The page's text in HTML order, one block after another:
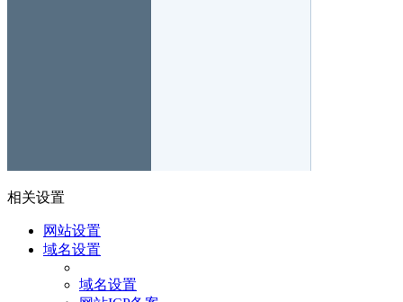
相关设置
网站设置
域名设置
域名设置